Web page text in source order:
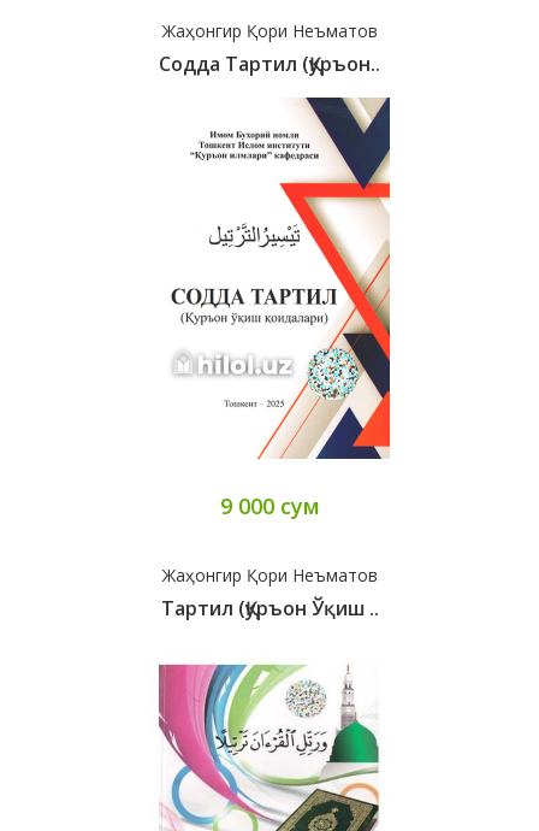
Жаҳонгир Қори Неъматов
Содда Тартил (Қуръон..
9 000 сум
Жаҳонгир Қори Неъматов
Тартил (Қуръон Ўқиш ..